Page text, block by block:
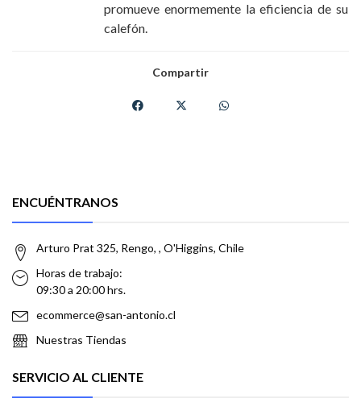
promueve enormemente la eficiencia de su
calefón.
Compartir
ENCUÉNTRANOS
Arturo Prat 325, Rengo, , O'Higgins, Chile
Horas de trabajo:
09:30 a 20:00 hrs.
ecommerce@san-antonio.cl
Nuestras Tiendas
SERVICIO AL CLIENTE